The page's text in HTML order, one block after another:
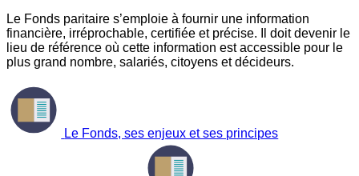
Le Fonds paritaire s’emploie à fournir une information
financière, irréprochable, certifiée et précise. Il doit devenir le
lieu de référence où cette information est accessible pour le
plus grand nombre, salariés, citoyens et décideurs.
Le Fonds, ses enjeux et ses principes